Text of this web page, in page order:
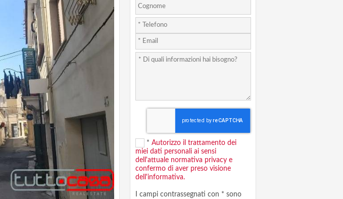
* Autorizzo il trattamento dei
miei dati personali ai sensi
dell'attuale normativa privacy e
confermo di aver preso visione
dell'informativa.
I campi contrassegnati con * sono